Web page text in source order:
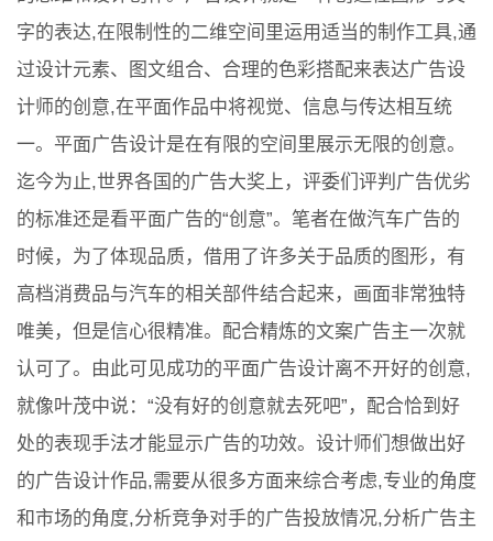
字的表达,在限制性的二维空间里运用适当的制作工具,通
过设计元素、图文组合、合理的色彩搭配来表达广告设
计师的创意,在平面作品中将视觉、信息与传达相互统
一。平面广告设计是在有限的空间里展示无限的创意。
迄今为止,世界各国的广告大奖上，评委们评判广告优劣
的标准还是看平面广告的“创意”。笔者在做汽车广告的
时候，为了体现品质，借用了许多关于品质的图形，有
高档消费品与汽车的相关部件结合起来，画面非常独特
唯美，但是信心很精准。配合精炼的文案广告主一次就
认可了。由此可见成功的平面广告设计离不开好的创意,
就像叶茂中说：“没有好的创意就去死吧”，配合恰到好
处的表现手法才能显示广告的功效。设计师们想做出好
的广告设计作品,需要从很多方面来综合考虑,专业的角度
和市场的角度,分析竞争对手的广告投放情况,分析广告主